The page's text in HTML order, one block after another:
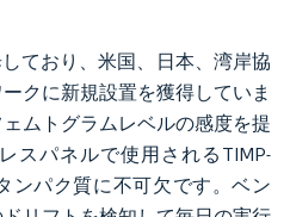
ており、米国、日本、湾岸協
クに新規設置を獲得していま
ムトグラムレベルの感度を提
スパネルで使用されるTIMP-
ンパク質に不可欠です。ベン